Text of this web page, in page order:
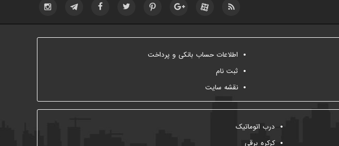
اطلاعات حساب بانکی و پرداخت
ثبت نام
نقشه سایت
درب اتوماتیک
کرکره برقی